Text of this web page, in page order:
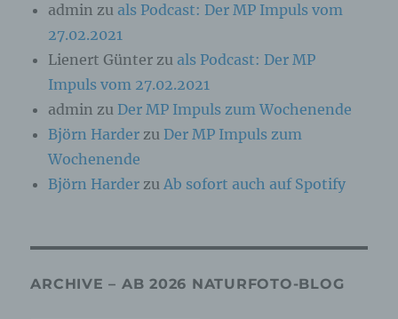
admin zu als Podcast: Der MP Impuls vom
27.02.2021
Lienert Günter zu als Podcast: Der MP
Impuls vom 27.02.2021
admin zu Der MP Impuls zum Wochenende
Björn Harder zu Der MP Impuls zum
Wochenende
Björn Harder zuAb sofort auch auf Spotify
ARCHIVE – AB 2026 NATURFOTO-BLOG
andere Stelle, die allein oder gemeinsam mit
anderen über die Zwecke und Mittel der
Verarbeitung von personenbezogenen Daten
entscheidet. Sind die Zwecke und Mittel dieser
Verarbeitung durch das Unionsrecht oder das
Recht der Mitgliedstaaten vorgegeben, so kann
der Verantwortliche beziehungsweise können
die bestimmten Kriterien seiner Benennung
nach dem Unionsrecht oder dem Recht der
Mitgliedstaaten vorgesehen werden.
Auftragsverarbeiter ist eine natürliche oder
andere Stelle, die personenbezogene Daten im